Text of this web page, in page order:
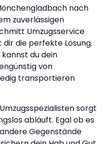
nach
zuverlässigen
Umzugsservice
die perfekte Lösung.
du dein
von
transportieren
sorgt
abläuft. Egal ob es
Gegenstände